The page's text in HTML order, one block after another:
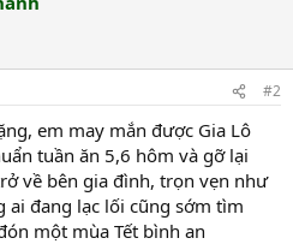
#2
em may mắn được Gia Lô
tuần ăn 5,6 hôm và gỡ lại
về bên gia đình, trọn vẹn như
đang lạc lối cũng sớm tìm
một mùa Tết bình an